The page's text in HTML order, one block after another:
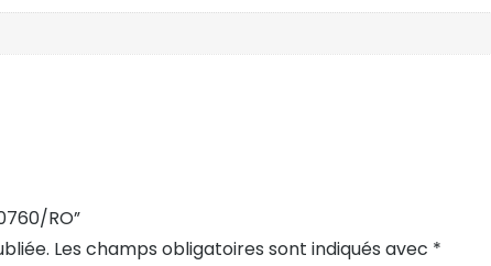
RO”
Les champs obligatoires sont indiqués avec *